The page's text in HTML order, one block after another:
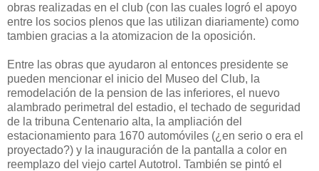
obras realizadas en el club (con las cuales logró el apoyo
entre los socios plenos que las utilizan diariamente) como
tambien gracias a la atomizacion de la oposición.
Entre las obras que ayudaron al entonces presidente se
pueden mencionar el inicio del Museo del Club, la
remodelación de la pension de las inferiores, el nuevo
alambrado perimetral del estadio, el techado de seguridad
de la tribuna Centenario alta, la ampliación del
estacionamiento para 1670 automóviles (¿en serio o era el
proyectado?) y la inauguración de la pantalla a color en
reemplazo del viejo cartel Autotrol. También se pintó el